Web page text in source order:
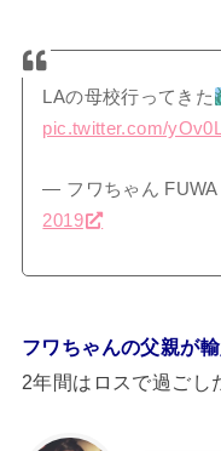
LAの母校行ってきた
pic.twitter.com/
— フワちゃん FUWA
2019
フワちゃんの父親が
2年間はロスで過ごし